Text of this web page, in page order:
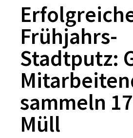
Frühjahrs-
Stadtputz:
sammeln
Müll